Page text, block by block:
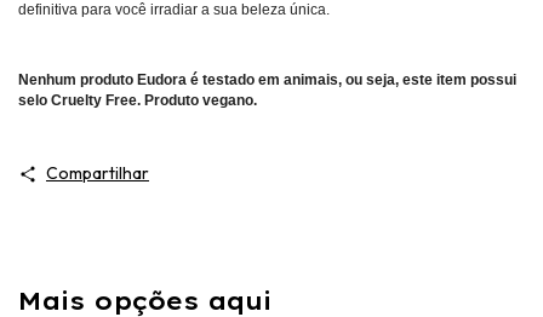
definitiva para você irradiar a sua beleza única.
Nenhum produto Eudora é testado em animais, ou seja, este item possui
selo Cruelty Free. Produto vegano.
Compartilhar
Mais opções aqui